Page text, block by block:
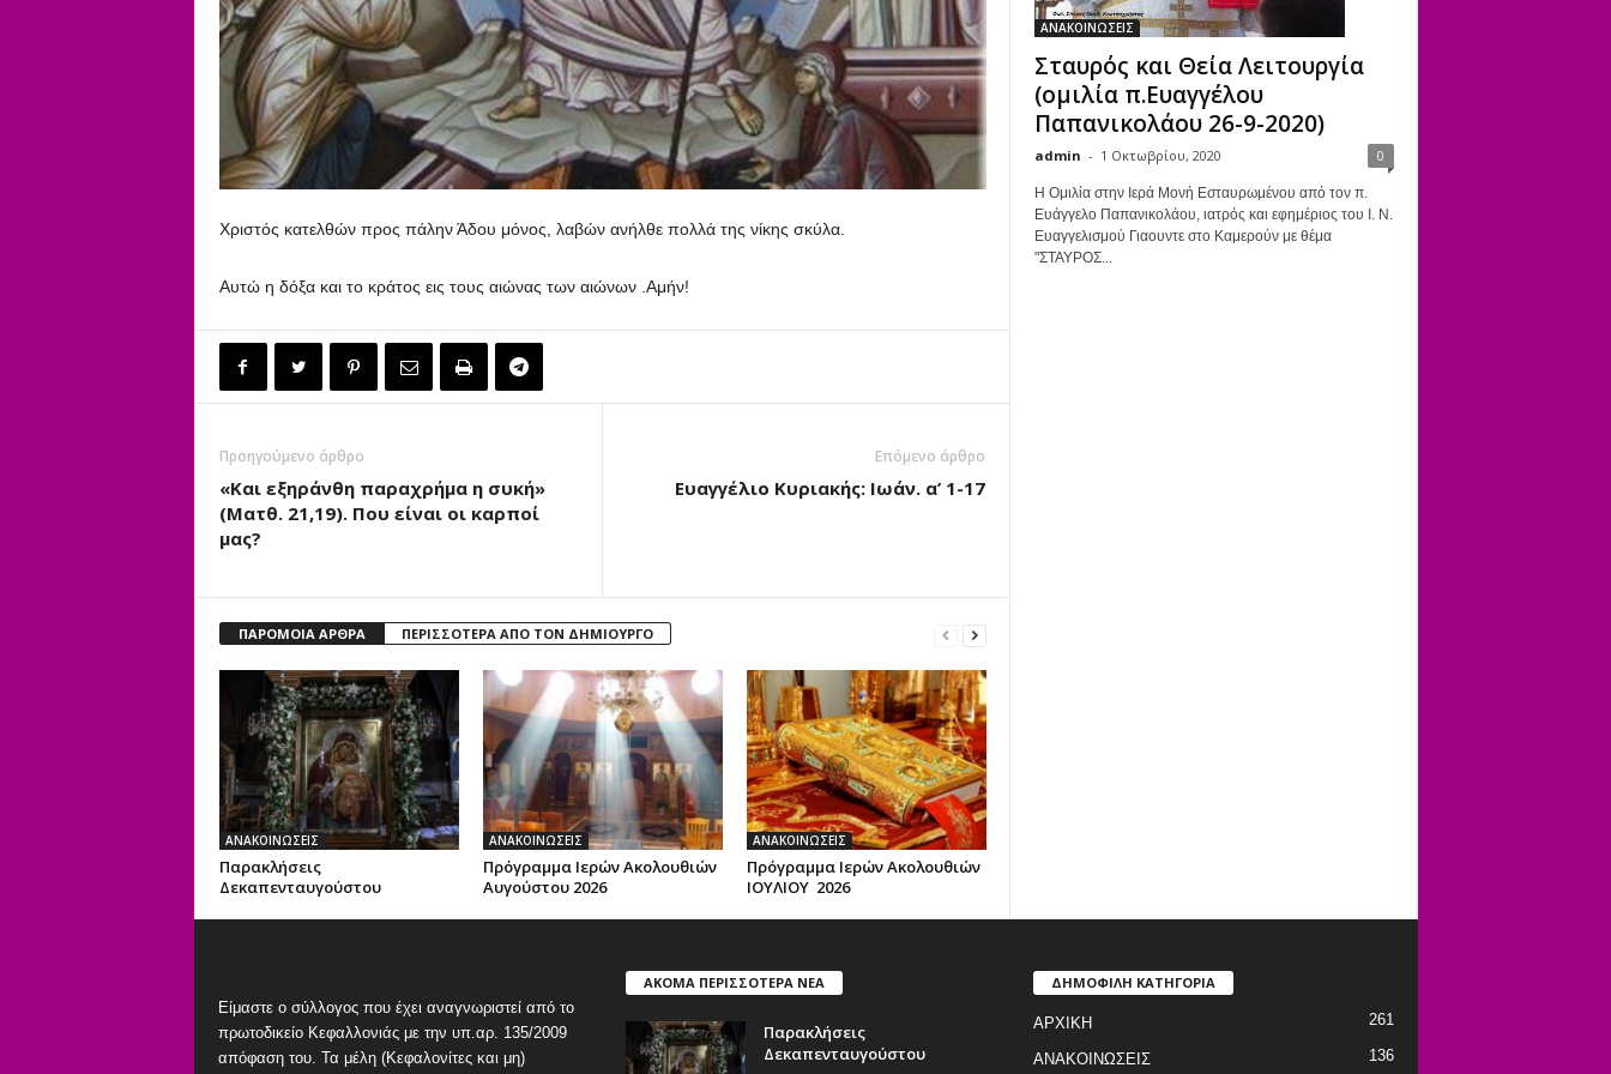
Χριστός κατελθών προς πάλην Άδου μόνος, λαβών ανήλθε πολλά της νίκης σκύλα.
Αυτώ η δόξα και το κράτος εις τους αιώνας των αιώνων .Αμήν!
Προηγούμενο άρθρο
«Και εξηράνθη παραχρήμα η συκή»
(Ματθ. 21,19). Που είναι οι καρποί
μας?
Επόμενο άρθρο
Ευαγγέλιο Κυριακής: Ιωάν. α’ 1-17
ΠΑΡΟΜΟΙΑ ΑΡΘΡΑ ΠΕΡΙΣΣΟΤΕΡΑ ΑΠΟ ΤΟΝ ΔΗΜΙΟΥΡΓΟ
ΑΝΑΚΟΙΝΩΣΕΙΣ
Παρακλήσεις
Δεκαπενταυγούστου
ΑΝΑΚΟΙΝΩΣΕΙΣ
Πρόγραμμα Ιερών Ακολουθιών
Αυγούστου 2026
ΑΝΑΚΟΙΝΩΣΕΙΣ
Πρόγραμμα Ιερών Ακολουθιών
ΙΟΥΛΙΟΥ 2026
ΑΝΑΚΟΙΝΩΣΕΙΣ
Σταυρός και Θεία Λειτουργία
(ομιλία π.Ευαγγέλου
Παπανικολάου 26-9-2020)
admin - 1 Οκτωβρίου, 2020 0
Η Ομιλία στην Ιερά Μονή Εσταυρωμένου από τον π.
Ευάγγελο Παπανικολάου, ιατρός και εφημέριος του Ι. Ν.
Ευαγγελισμού Γιαουντε στο Καμερούν με θέμα
"ΣΤΑΥΡΟΣ...
Είμαστε ο σύλλογος που έχει αναγνωριστεί από το
πρωτοδικείο Κεφαλλονιάς με την υπ.αρ. 135/2009
απόφαση του. Τα μέλη (Κεφαλονίτες και μη)
ΑΚΟΜΑ ΠΕΡΙΣΣΟΤΕΡΑ ΝΕΑ
Παρακλήσεις
Δεκαπενταυγούστου
ΔΗΜΟΦΙΛΗ ΚΑΤΗΓΟΡΙΑ
ΑΡΧΙΚΗ 261
ΑΝΑΚΟΙΝΩΣΕΙΣ 136